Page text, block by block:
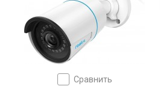
сравнить